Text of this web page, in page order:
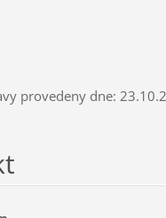
provedeny dne: